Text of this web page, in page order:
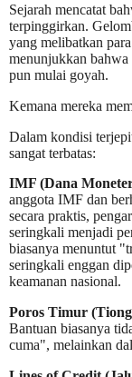
Sejarah mencatat
terpinggirkan.
yang melibatkan
menunjukkan
pun mulai goyah.
Kemana mereka
Dalam kondisi
sangat terbatas:
IMF (Dana
anggota IMF dan
secara praktis,
seringkali menjadi
biasanya menuntut
seringkali enggan
keamanan nasional.
Poros Timur
Bantuan biasanya
cuma", melainkan